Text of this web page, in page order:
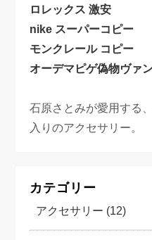
ロレックス 激安
nike スーパーコピー
モンクレール コピー
オーデマピゲ偽物ヴァ
石原さとみが愛用する
入りのアクセサリー。
カテゴリー
アクセサリー (12)